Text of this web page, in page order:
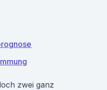
zwei ganz